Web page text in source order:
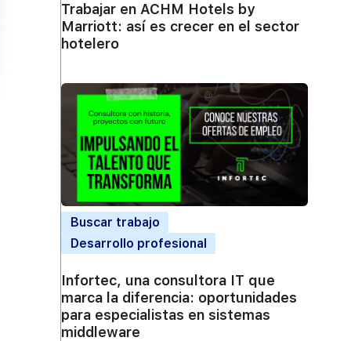
Trabajar en ACHM Hotels by
Marriott: así es crecer en el sector
hotelero
Buscar trabajo
Desarrollo profesional
Infortec, una consultora IT que
marca la diferencia: oportunidades
para especialistas en sistemas
middleware